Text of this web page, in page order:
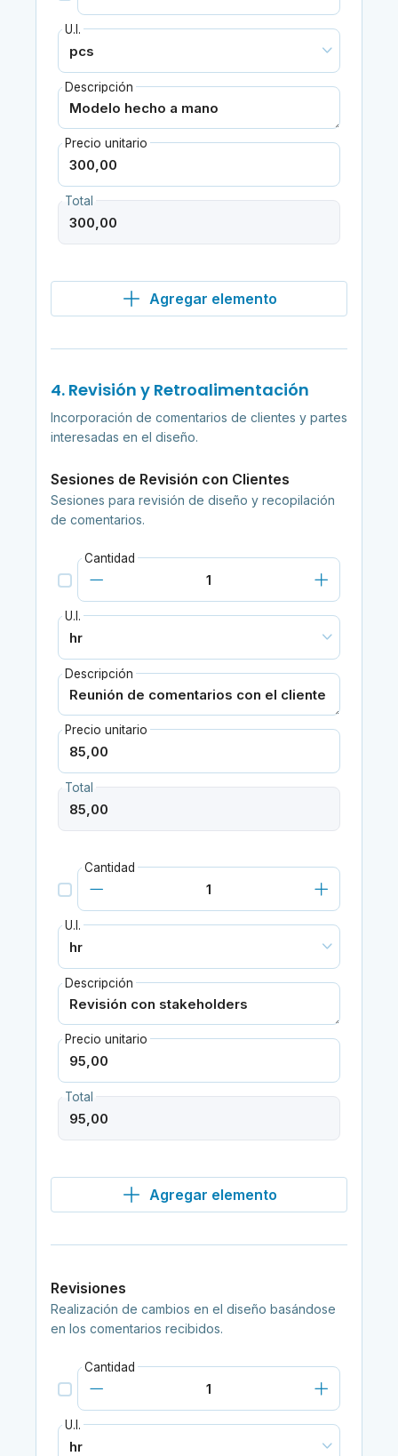
U.I.
Descripción
Precio unitario
Total
Agregar elemento
4. Revisión y Retroalimentación
Incorporación de comentarios de clientes y partes
interesadas en el diseño.
Sesiones de Revisión con Clientes
Sesiones para revisión de diseño y recopilación
de comentarios.
Cantidad
U.I.
Descripción
Precio unitario
Total
Cantidad
U.I.
Descripción
Precio unitario
Total
Agregar elemento
Revisiones
Realización de cambios en el diseño basándose
en los comentarios recibidos.
Cantidad
U.I.